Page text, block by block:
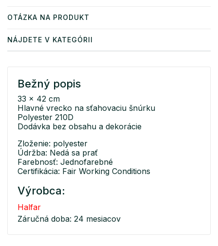
OTÁZKA NA PRODUKT
NÁJDETE V KATEGÓRII
Bežný popis
33 x 42 cm
Hlavné vrecko na sťahovaciu šnúrku
Polyester 210D
Dodávka bez obsahu a dekorácie
Zloženie: polyester
Údržba: Nedá sa prať
Farebnosť: Jednofarebné
Certifikácia: Fair Working Conditions
Výrobca:
Halfar
Záručná doba: 24 mesiacov